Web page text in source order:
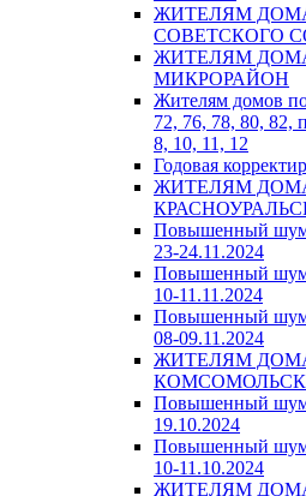
ЖИТЕЛЯМ ДОМА
СОВЕТСКОГО
ЖИТЕЛЯМ
МИКРОРАЙОН
Жителям домов
72, 76, 78, 80, 82,
8, 10, 11, 12
Годовая
ЖИТЕЛЯМ
Повышенный шум
23-24.11.2024
Повышенный шум
10-11.11.2024
Повышенный шум
08-09.11.2024
ЖИТЕЛЯМ
Повышенный шум
19.10.2024
Повышенный шум
10-11.10.2024
ЖИТЕЛЯМ